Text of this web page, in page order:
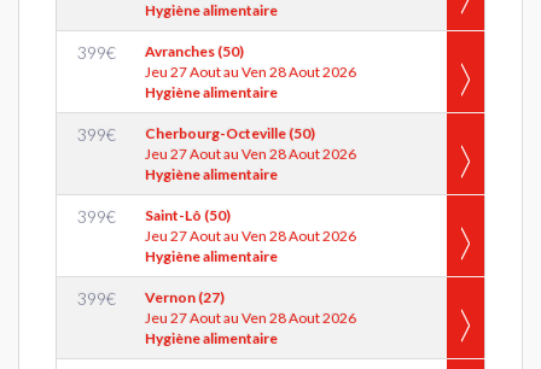
Hygiène alimentaire
399€
Avranches (50)
Jeu 27 Aout au Ven 28 Aout 2026
Hygiène alimentaire
399€
Cherbourg-Octeville (50)
Jeu 27 Aout au Ven 28 Aout 2026
Hygiène alimentaire
399€
Saint-Lô (50)
Jeu 27 Aout au Ven 28 Aout 2026
Hygiène alimentaire
399€
Vernon (27)
Jeu 27 Aout au Ven 28 Aout 2026
Hygiène alimentaire